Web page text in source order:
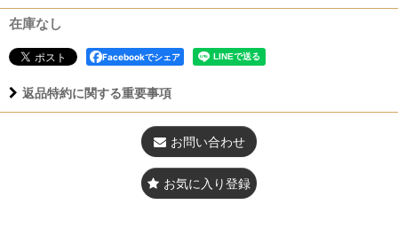
在庫なし
Facebookでシェア
返品特約に関する重要事項
お問い合わせ
お気に入り登録